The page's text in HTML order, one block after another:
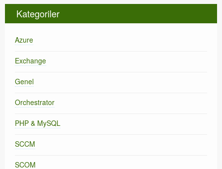
Kategoriler
Azure
Exchange
Genel
Orchestrator
PHP & MySQL
SCCM
SCOM